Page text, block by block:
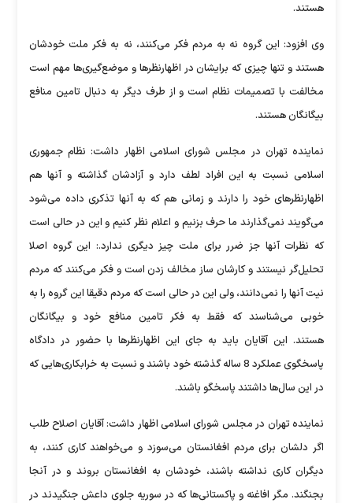
هستند.
وی افزود: این گروه نه به مردم فکر می‌کنند، نه به فکر ملت خودشان
هستند و تنها چیزی که برایشان در اظهارنظرها و موضع‌گیری‌ها مهم است
مخالفت با تصمیمات نظام است و از طرف دیگر به دنبال تامین منافع
بیگانگان هستند.
نماینده تهران در مجلس شورای اسلامی اظهار داشت: نظام جمهوری
اسلامی نسبت به این افراد لطف دارد و آزادشان گذاشته و آنها هم
اظهارنظرهای خود را دارند و زمانی هم که به آنها تذکری داده می‌شود
می‌گویند نمی‌گذارند ما حرف بزنیم و اعلام نظر کنیم و این در حالی است
که نظرات آنها جز ضرر برای ملت چیز دیگری ندارد.: این گروه اصلا
تحلیل‌گر نیستند و کارشان ساز مخالف زدن است و فکر می‌کنند که مردم
نیت آنها را نمی‌دانند، ولی این در حالی است که مردم دقیقا این گروه را به
خوبی می‌شناسند که فقط به فکر تامین منافع خود و بیگانگان
هستند. این آقایان باید به جای این اظهارنظرها با حضور در دادگاه
پاسخگوی عملکرد 8 ساله گذشته خود باشند و نسبت به خرابکاری‌هایی که
در این سال‌ها داشتند پاسخگو باشند.
نماینده تهران در مجلس شورای اسلامی اظهار داشت: آقایان اصلاح طلب
اگر دلشان برای مردم افغانستان می‌سوزد و می‌خواهند کاری کنند، به
دیگران کاری نداشته باشند، خودشان به افغانستان بروند و در آنجا
بجنگند. مگر افاغنه و پاکستانی‌ها که در سوریه جلوی داعش جنگیدند در